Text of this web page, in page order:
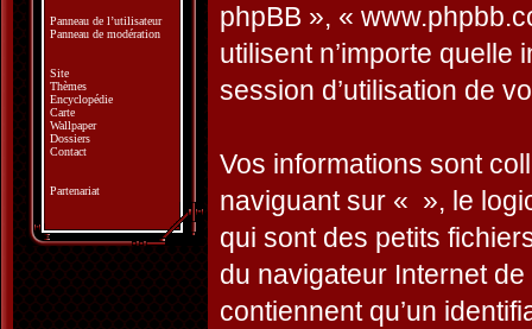
phpBB », «
utilisent n’importe quelle
session d’utilisation de
Vos informations sont
naviguant sur « », le
qui sont des petits
du navigateur Internet
contiennent qu’un
Panneau de l’utilisateur
Panneau de modération
Site
Thèmes
Encyclopédie
Carte
Wallpaper
Dossiers
Contact
Partenariat